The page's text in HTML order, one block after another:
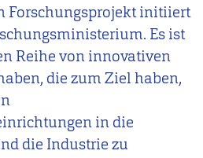
Forschungsprojekt initiiert
Es ist
Reihe von innovativen
die zum Ziel haben,
in die
die Industrie zu